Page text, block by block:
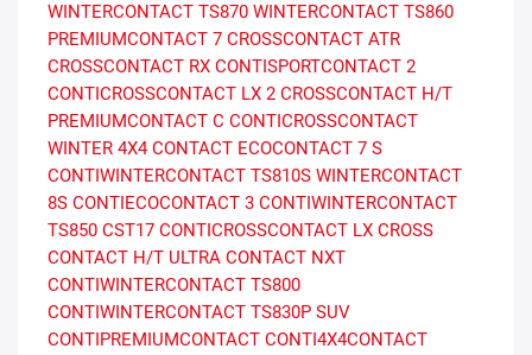
WINTERCONTACT TS870 WINTERCONTACT TS860
PREMIUMCONTACT 7 CROSSCONTACT ATR
CROSSCONTACT RX CONTISPORTCONTACT 2
CONTICROSSCONTACT LX 2 CROSSCONTACT H/T
PREMIUMCONTACT C CONTICROSSCONTACT
WINTER 4X4 CONTACT ECOCONTACT 7 S
CONTIWINTERCONTACT TS810S WINTERCONTACT
8S CONTIECOCONTACT 3 CONTIWINTERCONTACT
TS850 CST17 CONTICROSSCONTACT LX CROSS
CONTACT H/T ULTRA CONTACT NXT
CONTIWINTERCONTACT TS800
CONTIWINTERCONTACT TS830P SUV
CONTIPREMIUMCONTACT CONTI4X4CONTACT